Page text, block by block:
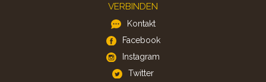
VERBINDEN
Kontakt
Facebook
Instagram
Twitter